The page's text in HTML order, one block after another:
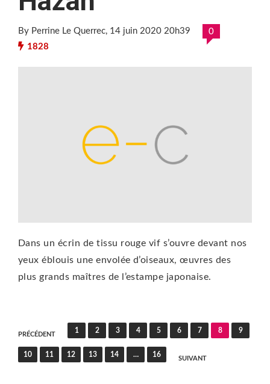
By Perrine Le Querrec, 14 juin 2020 20h39
0
1828
Dans un écrin de tissu rouge vif s’ouvre devant nos
yeux éblouis une envolée d’oiseaux, œuvres des
plus grands maîtres de l’estampe japonaise.
Pagination
des
publications
PRÉCÉDENT
1 2 3 4 5 6 7 8 9
10 11 12 13 14 … 16
SUIVANT